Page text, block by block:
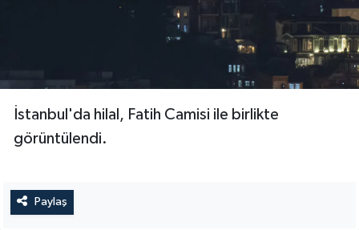
İstanbul'da hilal, Fatih Camisi ile birlikte
görüntülendi.
Paylaş
Kütahya Müftülüğü
Manisa Müftülüğü